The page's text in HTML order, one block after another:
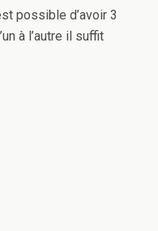
possible d’avoir 3
à l’autre il suffit